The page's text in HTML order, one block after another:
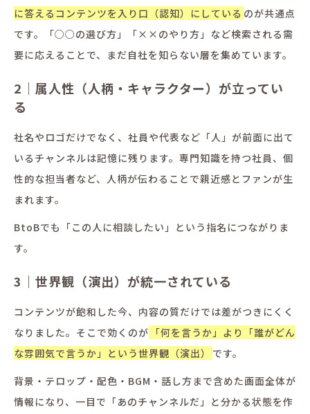
に答えるコンテンツを入り口（認知）にしている のが共通点
です。「○○の選び方」「××のやり方」など検索される需
要に応えることで、まだ自社を知らない層を集めています。
2｜属人性（人柄・キャラクター）が立ってい
る
社名やロゴだけでなく、社員や代表など「人」が前面に出て
いるチャンネルは記憶に残ります。専門知識を持つ社員、個
性的な担当者など、人柄が伝わることで親近感とファンが生
まれます。
BtoBでも「この人に相談したい」という指名につながりま
す。
3｜世界観（演出）が統一されている
コンテンツが飽和した今、内容の質だけでは差がつきにくく
なりました。そこで効くのが 「何を言うか」より「誰がどん
な雰囲気で言うか」という世界観（演出）
です。
背景・テロップ・配色・BGM・話し方まで含めた画面全体が
情報になり、一目で「あのチャンネルだ」と分かる状態を作